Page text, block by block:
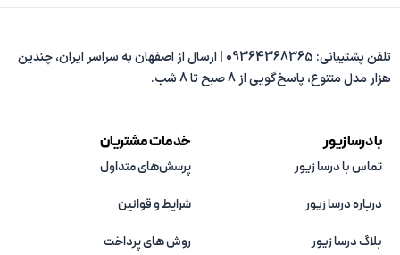
تلفن پشتیبانی: 09364368365 | ارسال از اصفهان به سراسر ایران، چندین
هزار مدل متنوع، پاسخ‌گویی از 8 صبح تا 8 شب.
با درسا زیور
تماس با درسا زیور
درباره درسا زیور
بلاگ درسا زیور
خدمات مشتریان
پرسش‌های متداول
شرایط و قوانین
روش های پرداخت